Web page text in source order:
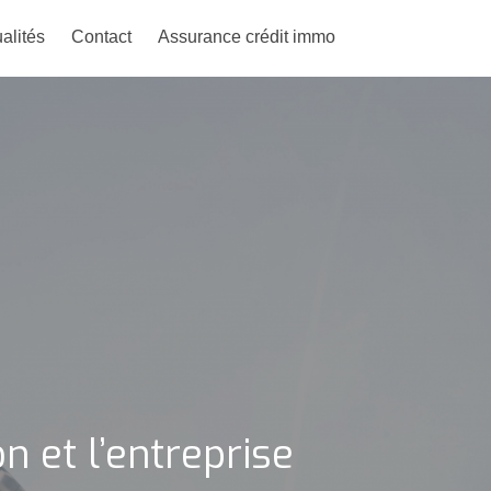
Contact Assurance crédit immo
et l’entreprise